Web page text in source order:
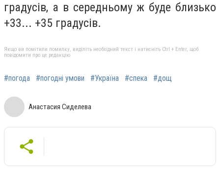
градусів, а в середньому ж буде близько
+33... +35 градусів.
Якщо ви помітили помилку, виділіть необхідний текст і натисніть Ctrl + Enter, щоб
повідомити про це редакцію
#погода #погодні умови #Україна #спека #дощ
Анастасия Сиделева